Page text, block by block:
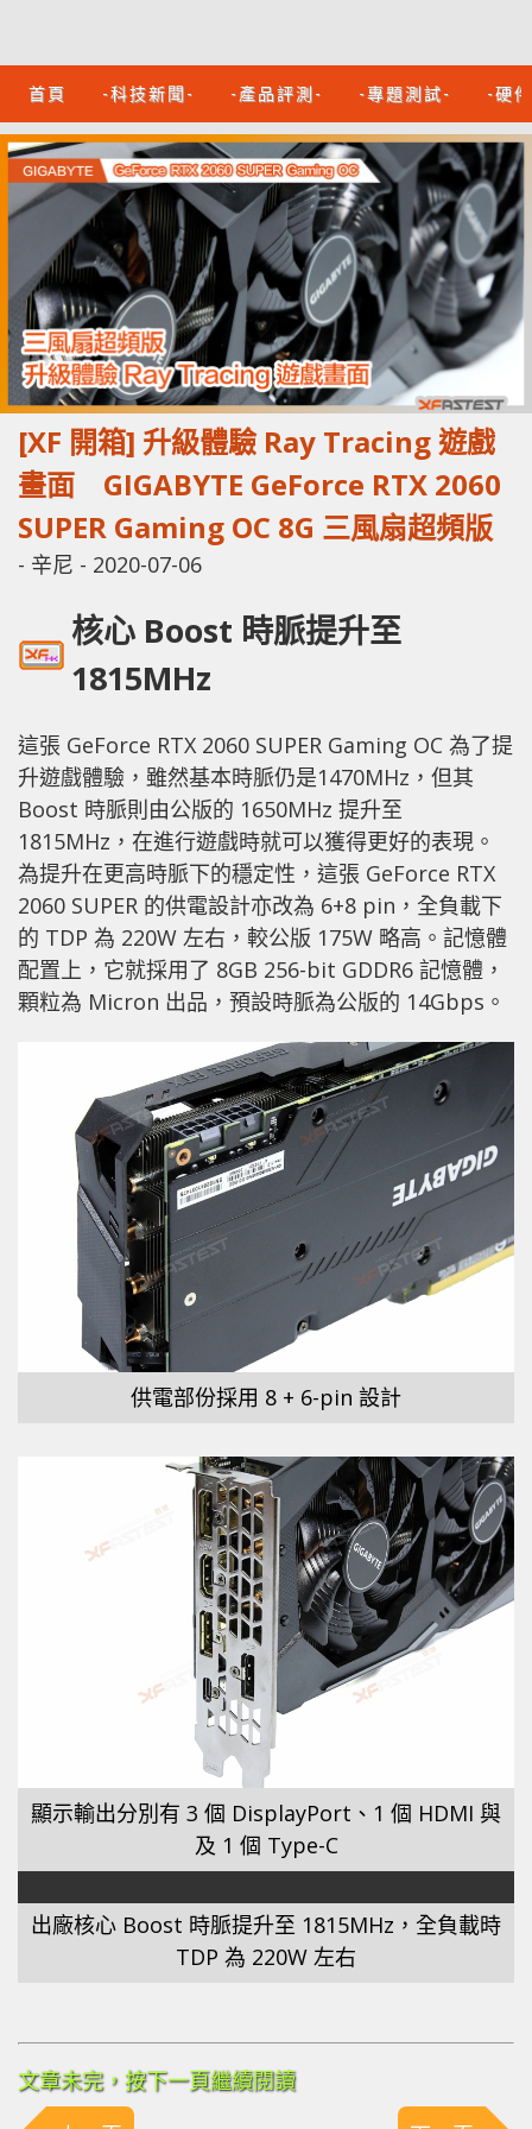
首頁 -科技新聞- -產品評測- -專題測試- -硬
[XF 開箱] 升級體驗 Ray Tracing 遊戲
畫面 GIGABYTE GeForce RTX 2060
SUPER Gaming OC 8G 三風扇超頻版
- 辛尼 - 2020-07-06
核心 Boost 時脈提升至
1815MHz
這張 GeForce RTX 2060 SUPER Gaming OC 為了提
升遊戲體驗，雖然基本時脈仍是1470MHz，但其
Boost 時脈則由公版的 1650MHz 提升至
1815MHz，在進行遊戲時就可以獲得更好的表現。
為提升在更高時脈下的穩定性，這張 GeForce RTX
2060 SUPER 的供電設計亦改為 6+8 pin，全負載下
的 TDP 為 220W 左右，較公版 175W 略高。記憶體
配置上，它就採用了 8GB 256-bit GDDR6 記憶體，
顆粒為 Micron 出品，預設時脈為公版的 14Gbps。
供電部份採用 8 + 6-pin 設計
顯示輸出分別有 3 個 DisplayPort、1 個 HDMI 與
及 1 個 Type-C
出廠核心 Boost 時脈提升至 1815MHz，全負載時
TDP 為 220W 左右
文章未完，按下一頁繼續閱讀